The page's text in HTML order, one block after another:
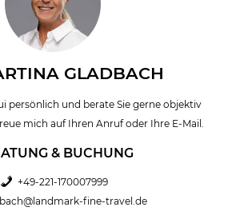
GLADBACH
persönlich und berate Sie gerne objektiv
mich auf Ihren Anruf oder Ihre E-Mail.
& BUCHUNG
+49-221-170007999
fine-travel.de